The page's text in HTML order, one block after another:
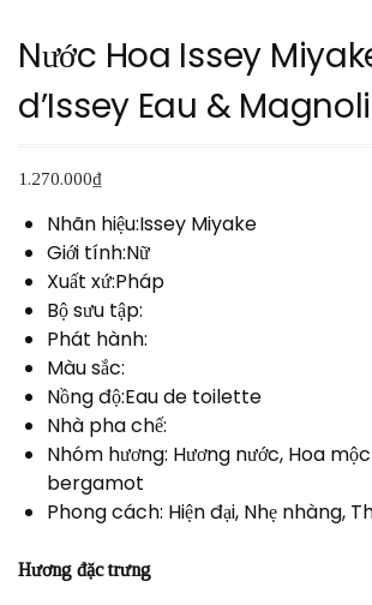
Nước Hoa Issey
d’Issey Eau &
1.270.000₫
Nhãn hiệu:Issey Miyake
Giới tính:Nữ
Xuất xứ:Pháp
Bộ sưu tập:
Phát hành:
Màu sắc:
Nồng độ:Eau de toilette
Nhà pha chế:
Nhóm hương: Hương nước, Hoa
bergamot
Phong cách: Hiện đại, Nhẹ nhàng,
Hương đặc trưng